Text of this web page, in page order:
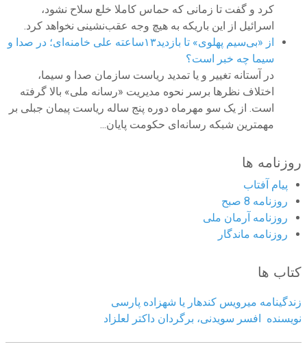
کرد و گفت تا زمانی که حماس کاملا خلع سلاح نشود،
اسرائیل از این باریکه به هیچ وجه عقب‌نشینی نخواهد کرد.
از «بی‌سیم پهلوی» تا بازدید۱۳ساعته علی خامنه‌ای؛ در صدا و
سیما چه خبر است؟
در آستانه تغییر و یا تمدید ریاست سازمان صدا و سیما،
اختلاف نظرها برسر نحوه مدیریت «رسانه ملی» بالا گرفته
است. از یک سو مهرماه دوره پنج ساله ریاست پیمان جبلی بر
مهمترین شبکه رسانه‌ای حکومت پایان...
روزنامه ها
پیام آفتاب
روزنامه 8 صبح
روزنامه آرمان ملى
روزنامه ماندگار
کتاب ها
زندگینامه میرویس کندهار یا شهزاده پارسی
نویسنده افسر سویدنی، برگردان داکتر لعلزاد